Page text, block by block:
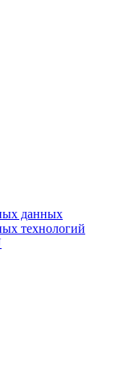
данных
технологий